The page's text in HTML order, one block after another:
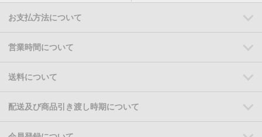
お支払方法について
営業時間について
送料について
配送及び商品引き渡し時期について